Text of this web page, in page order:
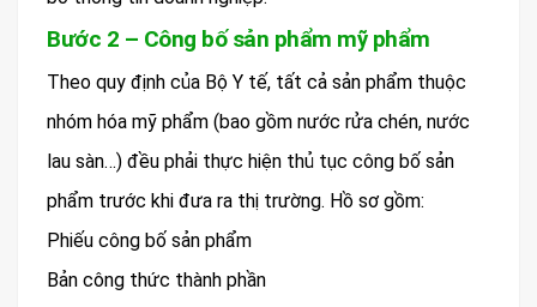
Bước 2 – Công bố sản phẩm mỹ phẩm
Theo quy định của Bộ Y tế, tất cả sản phẩm thuộc
nhóm hóa mỹ phẩm (bao gồm nước rửa chén, nước
lau sàn…) đều phải thực hiện thủ tục công bố sản
phẩm trước khi đưa ra thị trường. Hồ sơ gồm:
Phiếu công bố sản phẩm
Bản công thức thành phần